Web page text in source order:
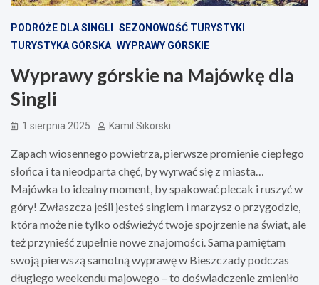
PODRÓŻE DLA SINGLI
SEZONOWOŚĆ TURYSTYKI
TURYSTYKA GÓRSKA WYPRAWY GÓRSKIE
Wyprawy górskie na Majówkę dla
Singli
1 sierpnia 2025 Kamil Sikorski
Zapach wiosennego powietrza, pierwsze promienie ciepłego
słońca i ta nieodparta chęć, by wyrwać się z miasta…
Majówka to idealny moment, by spakować plecak i ruszyć w
góry! Zwłaszcza jeśli jesteś singlem i marzysz o przygodzie,
która może nie tylko odświeżyć twoje spojrzenie na świat, ale
też przynieść zupełnie nowe znajomości. Sama pamiętam
swoją pierwszą samotną wyprawę w Bieszczady podczas
długiego weekendu majowego – to doświadczenie zmieniło